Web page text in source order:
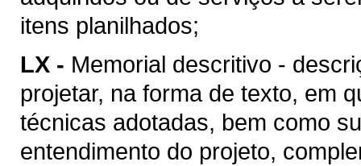
itens planilhados;
LX - Memorial descritivo -
projetar, na forma de texto, em
técnicas adotadas, bem como
entendimento do projeto,